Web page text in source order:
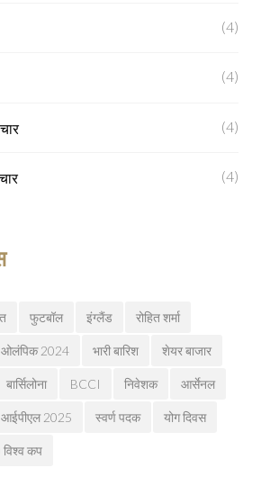
(4)
(4)
(4)
(4)
फुटबॉल इंग्लैंड रोहित शर्मा
ओलंपिक 2024 भारी बारिश शेयर बाजार
बार्सिलोना BCCI निवेशक आर्सेनल
आईपीएल 2025 स्वर्ण पदक योग दिवस
कप